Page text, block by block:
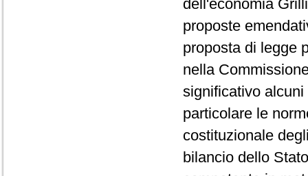
dell'economia
proposte
proposta di legge
nella
significativo
particolare le
costituzionale
bilancio dello